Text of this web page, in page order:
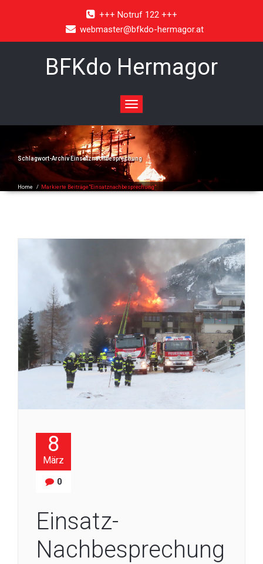
+++ Notruf 122 +++
webmaster@bfkdo-hermagor.at
BFKdo Hermagor
Toggle
navigation
Schlagwort-ArchivEinsatznachbesprechung
Home / Markierte Beiträge"Einsatznachbesprechung"
8
März
0
Einsatz-
Nachbesprechung